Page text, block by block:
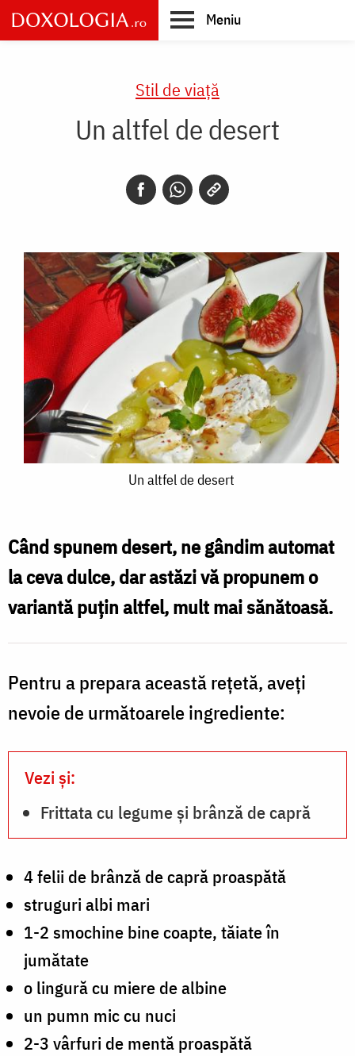
Skip
to
main
Meniu
Stil de viaţă
Un altfel de desert
de
desert
Un altfel de desert
Când spunem desert, ne gândim automat
la ceva dulce, dar astăzi vă propunem o
variantă puțin altfel, mult mai sănătoasă.
Pentru a prepara această rețetă, aveți
nevoie de următoarele ingrediente:
Vezi și:
Frittata cu legume și brânză de capră
4 felii de brânză de capră proaspătă
struguri albi mari
1-2 smochine bine coapte, tăiate în
jumătate
o lingură cu miere de albine
un pumn mic cu nuci
2-3 vârfuri de mentă proaspătă